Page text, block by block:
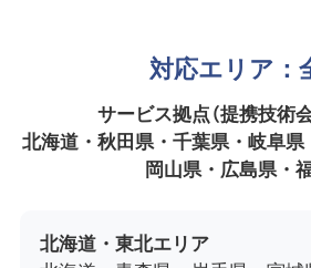
対応エリア：
サービス拠点（提携技術
北海道・秋田県・千葉県・岐阜県
岡山県・広島県・
北海道・東北エリア